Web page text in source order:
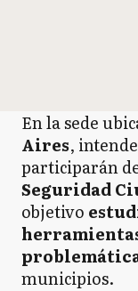
En la sede
Aires,
participarán
Seguridad
objetivo
municipios.